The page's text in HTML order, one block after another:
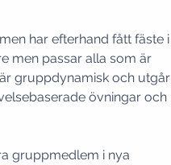
har efterhand fått fäste i
men passar alla som är
gruppdynamisk och utgår
övningar och
gruppmedlem i nya